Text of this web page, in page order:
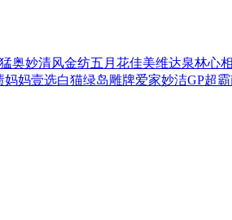
奥妙清风金纺五月花佳美维达泉林心
妈妈壹选白猫绿岛雕牌爱家妙洁GP超霸